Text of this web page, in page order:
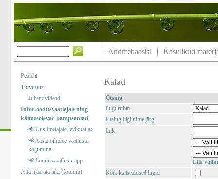
Andmebaasist Kasulikud
Pealeht
Tutvustus
Juhendvideod
Infot loodusvaatlejale ning
käimasolevad kampaaniad
📢 Uus imetajate levikuatlas
📢 Aasta orhidee vaatluste
kogumine
📢 Loodusvaatluste äpp
Aita määrata liiki (foorum)
Kalad
Otsing
Liigi rühm
Otsing liigi nime järgi
Liik
Liik
Kõik kaitsealused liigid